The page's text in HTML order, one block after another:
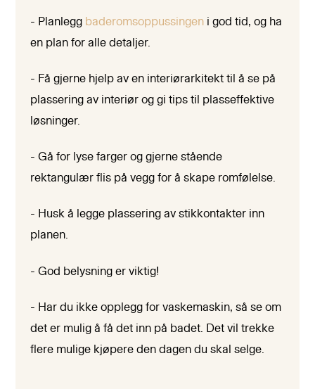
- Planlegg baderomsoppussingen i god tid, og ha
en plan for alle detaljer.
- Få gjerne hjelp av en interiørarkitekt til å se på
plassering av interiør og gi tips til plasseffektive
løsninger.
- Gå for lyse farger og gjerne stående
rektangulær flis på vegg for å skape romfølelse.
- Husk å legge plassering av stikkontakter inn
planen.
- God belysning er viktig!
- Har du ikke opplegg for vaskemaskin, så se om
det er mulig å få det inn på badet. Det vil trekke
flere mulige kjøpere den dagen du skal selge.